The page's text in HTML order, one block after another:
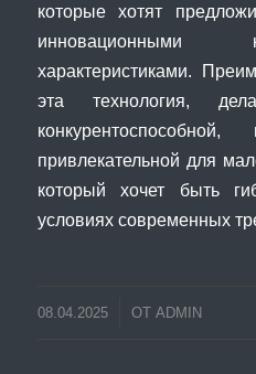
которые хотят
инновационными
характеристиками.
эта технология,
привлекательной для
который хочет быть
условиях современных
08.04.2025 ОТ ADMIN